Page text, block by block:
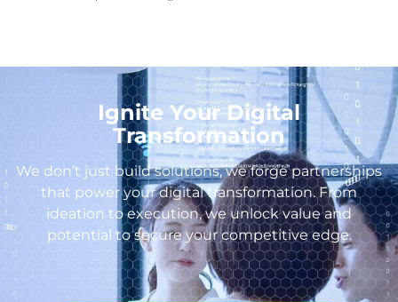
Ignite Your Digital
Transformation
We don’t just build solutions, we forge partnerships
that power your digital transformation. From
ideation to execution, we unlock value and
potential to secure your competitive edge.